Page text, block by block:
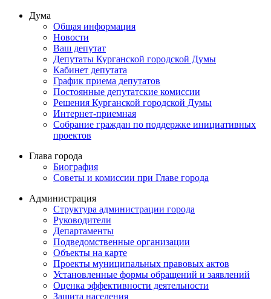
Дума
Общая информация
Новости
Ваш депутат
Депутаты Курганской городской Думы
Кабинет депутата
График приема депутатов
Постоянные депутатские комиссии
Решения Курганской городской Думы
Интернет-приемная
Собрание граждан по поддержке инициативных
проектов
Глава города
Биография
Советы и комиссии при Главе города
Администрация
Структура администрации города
Руководители
Департаменты
Подведомственные организации
Объекты на карте
Проекты муниципальных правовых актов
Установленные формы обращений и заявлений
Оценка эффективности деятельности
Защита населения